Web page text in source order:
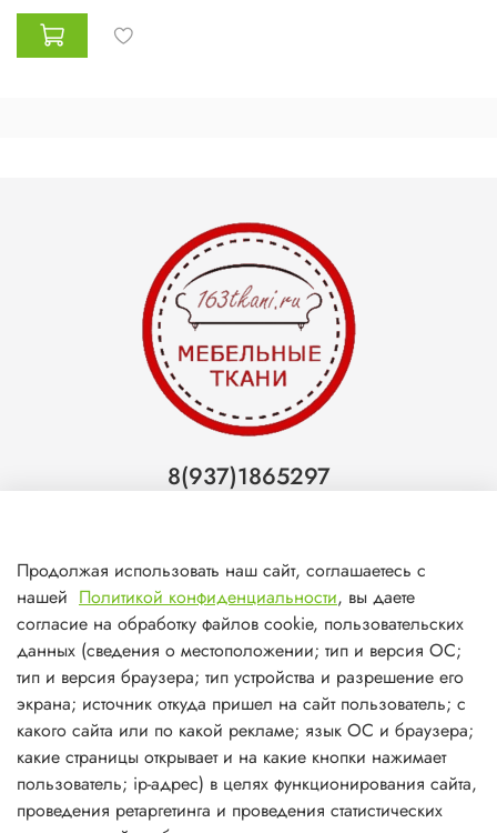
О магазине
8(937)1865297
Самара (ТЦ МегаМебель)
8(927)7360008
Самара (ст.м. Победа)
Продолжая использовать наш сайт, соглашаетесь с
нашей Политикой конфиденциальности, вы даете
согласие на обработку файлов cookie, пользовательских
данных (сведения о местоположении; тип и версия ОС;
тип и версия браузера; тип устройства и разрешение его
экрана; источник откуда пришел на сайт пользователь; с
какого сайта или по какой рекламе; язык ОС и браузера;
какие страницы открывает и на какие кнопки нажимает
пользователь; ip-адрес) в целях функционирования сайта,
проведения ретаргетинга и проведения статистических